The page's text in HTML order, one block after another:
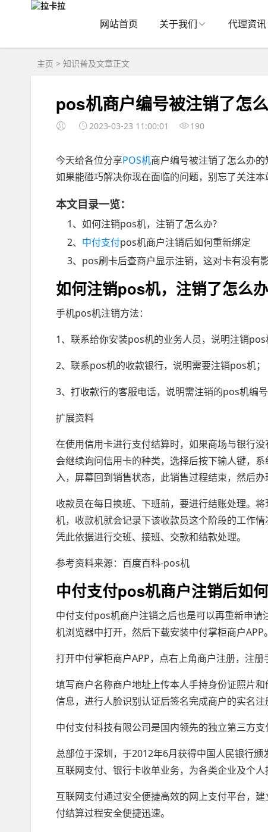
网站首页 关于我们 代理资讯
主页 > 知识普及文章正文
pos机商户编号被注销了怎
2023-03-23 11:00:01 190
今天给各位分享POS机商户编号被注销了怎么办
如果能碰巧解决你现在面临的问题，别忘了关注本
本文目录一览：
1、如何注销pos机，注销了怎么办?
2、 中付支付pos机商户注销后如何重新绑定
3、pos刷卡后查商户显示注销，这对卡有没有影
如何注销pos机，注销了怎么
手机pos机注销方法：
1、联系给你安装pos机的业务人员，说明注销pos
2、联系pos机的收款银行，说明需要注销pos机；
3、打收款行的客服电话，说明需注销的pos机编
扩展资料
在使用信用卡进行支付结算时，如果商场与银行
会继续询问信用卡的种类，选择后按下输人键，
入，屏幕回到销售状态，此销售过程结束，然后办
收款员在每日换班、下班前，要进行结账处理。
机，收款机就会记录下该收款员这个阶段的工作
凭此依据进行交班、接班、交款和结款处理。
参考资料来源：百度百科-pos机
中付支付pos机商户注销后如
中付支付pos机商户注销之后也是可以再重新申
机浏览器中打开，然后下载安装中付掌柜商户APP。
打开中付掌柜商户APP，点右上角商户注册，注
填写商户名称商户地址上传本人手持身份证照片
信息，进行人脸识别认证后签名完成商户的实名注
中付支付科技有限公司是国内领先的独立第三方
总部位于深圳，于2012年6月获得中国人民银行
互联网支付、银行卡收单业务，为各类企业及个
互联网支付通过安全便捷高效的网上支付平台，
付结算过程安全便捷迅速。